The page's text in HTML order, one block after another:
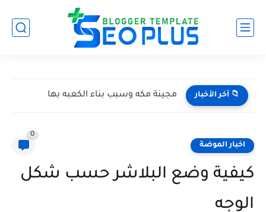
📁 آخر الأخبار مجينة مكه وسبب بناء الكعبه بها
اخبار الموضة
0
كيفية وضع البلاشر حسب شكل
الوجه